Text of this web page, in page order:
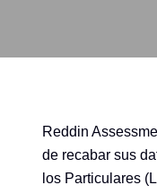
Reddin
de recabar sus
los Particulares